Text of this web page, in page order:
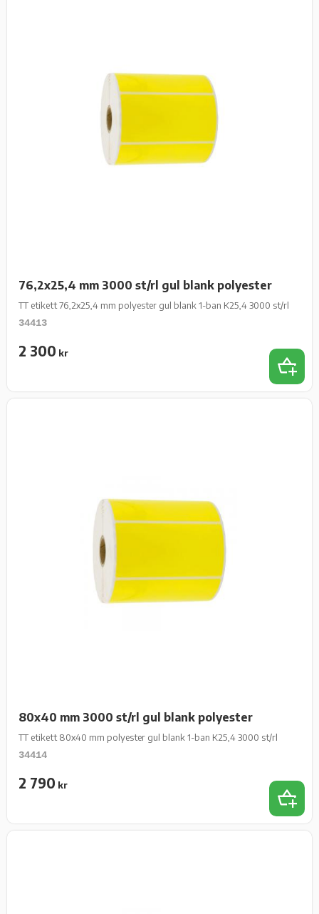
76,2x25,4 mm 3000 st/rl gul blank polyester
TT etikett 76,2x25,4 mm polyester gul blank 1-ban K25,4 3000 st/rl
34413
2 300 kr
Add
80x40 mm 3000 st/rl gul blank polyester
TT etikett 80x40 mm polyester gul blank 1-ban K25,4 3000 st/rl
34414
2 790 kr
Add